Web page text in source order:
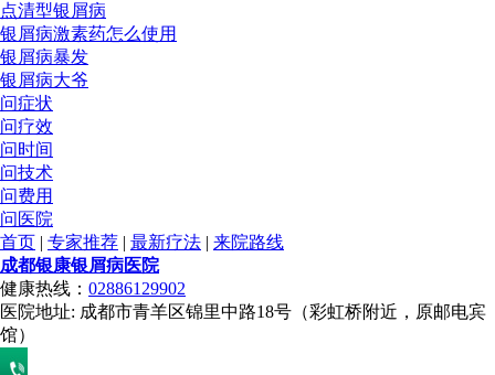
点清型银屑病
银屑病激素药怎么使用
银屑病暴发
银屑病大爷
问症状
问疗效
问时间
问技术
问费用
问医院
首页 | 专家推荐 | 最新疗法 | 来院路线
成都银康银屑病医院
健康热线： 02886129902
医院地址: 成都市青羊区锦里中路18号（彩虹桥附近，原邮电宾
馆）